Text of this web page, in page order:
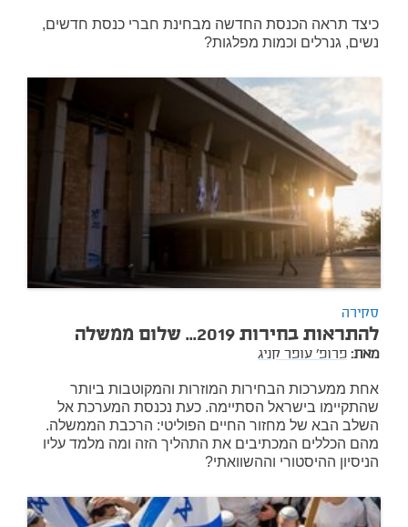
כיצד תראה הכנסת החדשה מבחינת חברי כנסת חדשים,
נשים, גנרלים וכמות מפלגות?
סקירה
להתראות בחירות 2019... שלום ממשלה
מאת: פרופ' עופר קניג
אחת ממערכות הבחירות המוזרות והמקוטבות ביותר
שהתקיימו בישראל הסתיימה. כעת נכנסת המערכת אל
השלב הבא של מחזור החיים הפוליטי: הרכבת הממשלה.
מהם הכללים המכתיבים את התהליך הזה ומה מלמד עליו
הניסיון ההיסטורי וההשוואתי?